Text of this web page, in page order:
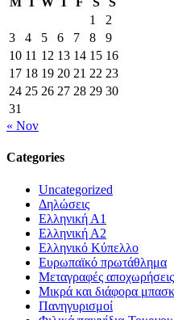
1
2
3
4 5 6 7 8
9
10 11 12 13 14 15 16
17 18 19 20 21 22 23
24 25 26 27 28 29 30
31
« Nov
Categories
Uncategorized
Δηλώσεις
Ελληνική Α1
Ελληνική Α2
Ελληνικό Κύπελλο
Ευρωπαϊκό πρωτάθλημα
Μεταγραφές
Μικρά και διάφορα
Πανηγυρισμοί